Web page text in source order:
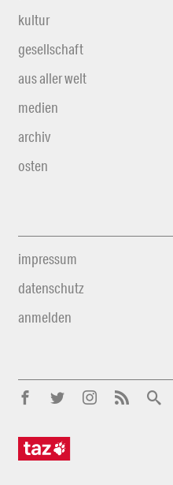
kultur
gesellschaft
aus aller welt
medien
archiv
osten
impressum
datenschutz
anmelden